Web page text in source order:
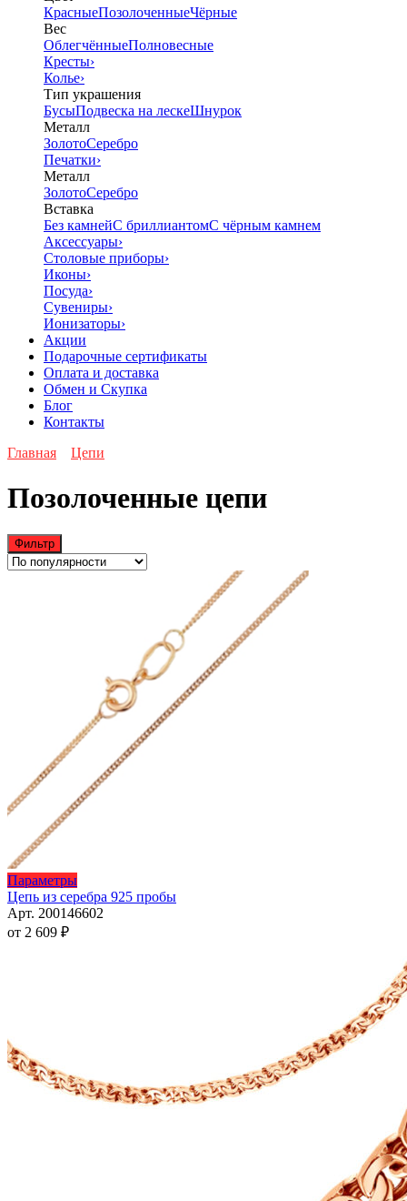
КрасныеПозолоченныеЧёрные
Вес
ОблегчённыеПолновесные
Кресты›
Колье›
Тип украшения
БусыПодвеска на лескеШнурок
Металл
ЗолотоСеребро
Печатки›
Металл
ЗолотоСеребро
Вставка
Без камнейС бриллиантомС чёрным камнем
Аксессуары›
Столовые приборы›
Иконы›
Посуда›
Сувениры›
Ионизаторы›
Акции
Подарочные сертификаты
Оплата и доставка
Обмен и Скупка
Блог
Контакты
Главная
Цепи
Позолоченные цепи
Фильтр
ПараметрыЭтот
товар
имеет
Цепь из серебра 925 пробы
Арт. 200146602
от 2 609 ₽